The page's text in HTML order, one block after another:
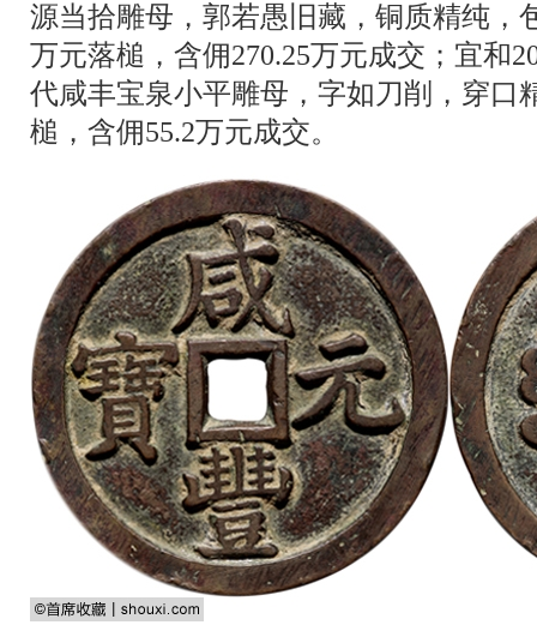
源当拾雕母，郭若愚旧藏，铜质精纯，
万元落槌，含佣270.25万元成交；宜和
代咸丰宝泉小平雕母，字如刀削，穿口
槌，含佣55.2万元成交。